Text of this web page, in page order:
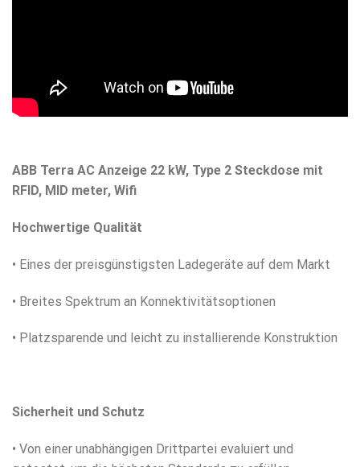
ABB Terra AC Anzeige 22 kW, Type 2 Steckdose mit
RFID, MID meter, Wifi
Hochwertige Qualität
• Eines der preisgünstigsten Ladegeräte auf dem Markt
• Breites Spektrum an Konnektivitätsoptionen
• Platzsparende und leicht zu installierende Konstruktion
Sicherheit und Schutz
• Von einer unabhängigen Drittpartei evaluiert und